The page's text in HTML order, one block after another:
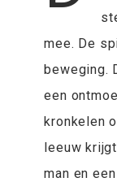
mee. De
beweging.
een
kronkelen
leeuw
man en